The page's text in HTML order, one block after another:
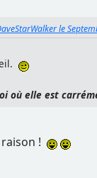
le
où elle est
!